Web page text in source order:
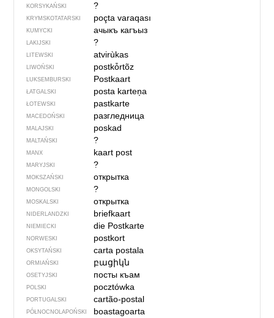
KORSYKAŃSKI ?
KRYMSKOTATARSKI poçta varaqası
KUMYCKI ачыкъ кагъыз
LAKIJSKI ?
LITEWSKI atvirùkas
LIWOŃSKI postkȱrtõz
LUKSEMBURSKI Postkaart
ŁATGALSKI posta karteņa
ŁOTEWSKI pastkarte
MACEDOŃSKI разгледница
MALAJSKI poskad
MALTAŃSKI ?
MANX kaart post
MARYJSKI ?
MOKSZAŃSKI открытка
MONGOLSKI ?
MOSKALSKI открытка
NIDERLANDZKI briefkaart
NIEMIECKI die Postkarte
NORWESKI postkort
OKSYTAŃSKI carta postala
ORMIAŃSKI բացիկն
OSETYJSKI посты къам
POLSKI pocztówka
PORTUGALSKI cartão-postal
PÓŁNOCNO­LA­POŃ­SKI boastagoarta